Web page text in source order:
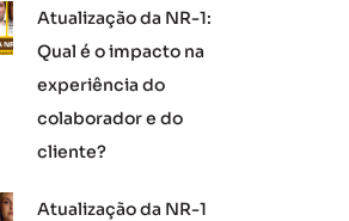
Atualização da NR-1:
Qual é o impacto na
experiência do
colaborador e do
cliente?
Atualização da NR-1